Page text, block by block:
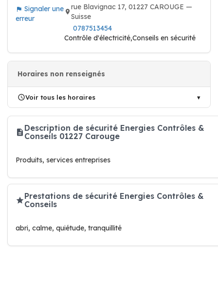
Signaler une
erreur
rue Blavignac 17, 01227 CAROUGE —
Suisse
0787513454
Contrôle d'électricité,Conseils en sécurité
Horaires non renseignés
Voir tous les horaires
Description de sécurité Energies Contrôles &
Conseils 01227 Carouge
Produits, services entreprises
Prestations de sécurité Energies Contrôles &
Conseils
abri, calme, quiétude, tranquillité